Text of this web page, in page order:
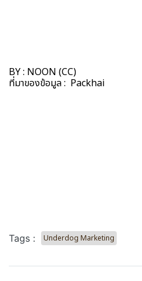
BY : NOON (CC)
ที่มาของข้อมูล : Packhai
Tags : Underdog Marketing